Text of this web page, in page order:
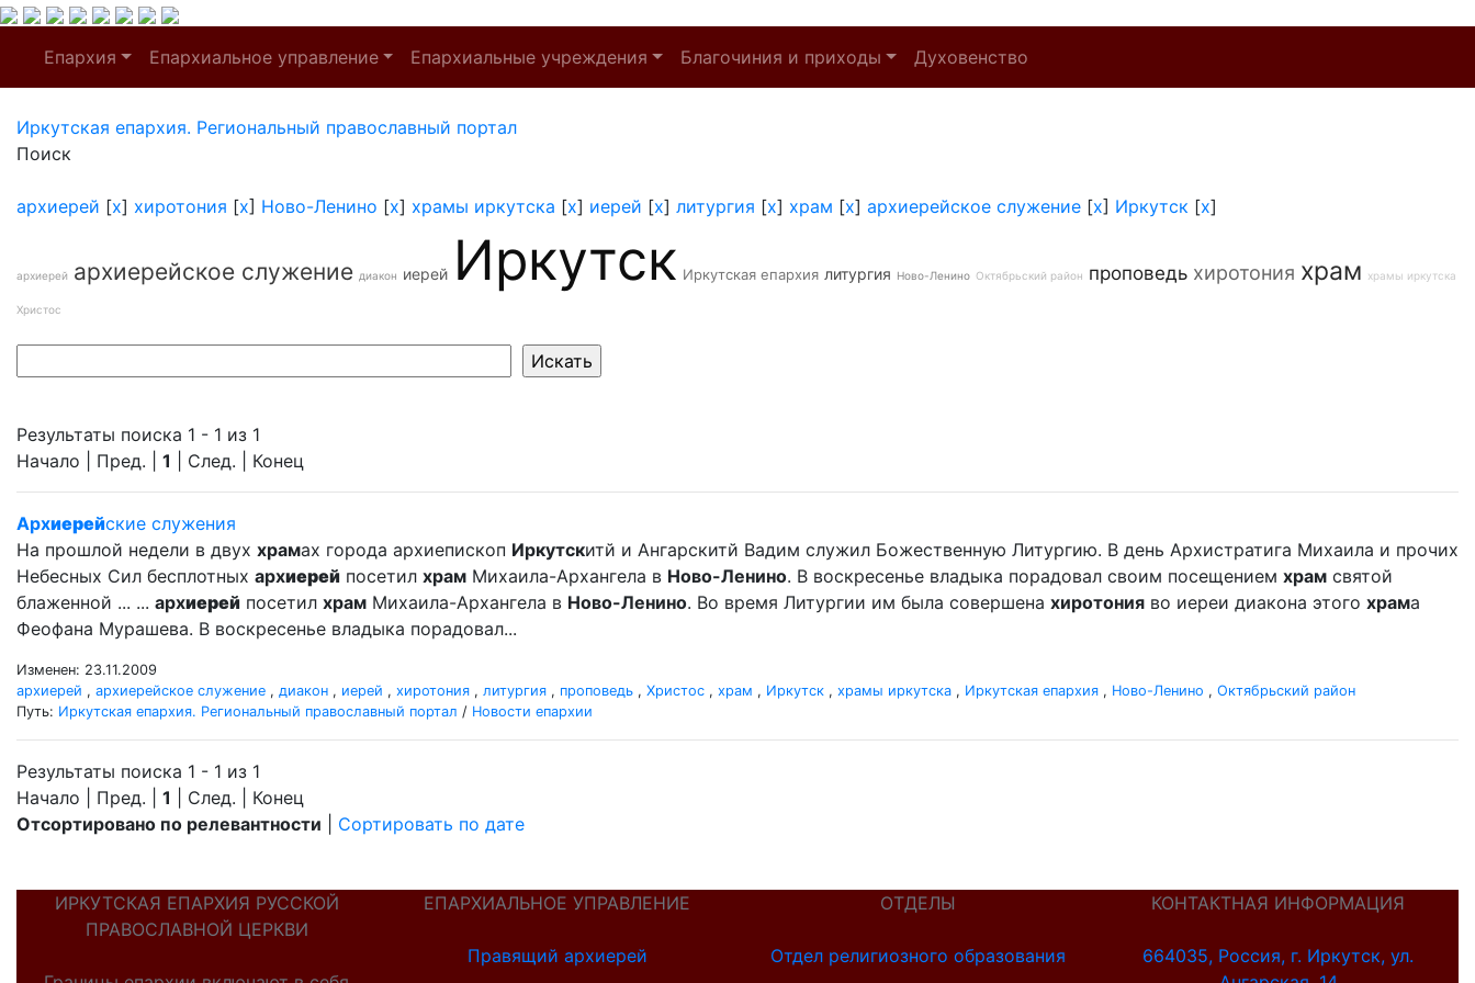
Епархия Епархиальное управление Епархиальные учреждения Благочиния и приходы Духовенство
Иркутская епархия. Региональный православный портал
Поиск
архиерей [x] хиротония [x] Ново-Ленино [x] храмы иркутска [x] иерей [x] литургия [x] храм [x] архиерейское служение [x] Иркутск [x]
архиерей архиерейское служение диакон иерей Иркутск Иркутская епархия литургия Ново-Ленино Октябрьский район проповедь хиротония храм храмы иркутска
Христос
Результаты поиска 1 - 1 из 1
Начало | Пред. | 1 | След. | Конец
Архиерейские служения
На прошлой недели в двух храмах города архиепископ Иркутскитй и Ангарскитй Вадим служил Божественную Литургию. В день Архистратига Михаила и прочих
Небесных Сил бесплотных архиерей посетил храм Михаила-Архангела в Ново-Ленино. В воскресенье владыка порадовал своим посещением храм святой
блаженной ... ... архиерей посетил храм Михаила-Архангела в Ново-Ленино. Во время Литургии им была совершена хиротония во иереи диакона этого храма
Феофана Мурашева. В воскресенье владыка порадовал...
Изменен: 23.11.2009
архиерей , архиерейское служение , диакон , иерей , хиротония , литургия , проповедь , Христос , храм , Иркутск , храмы иркутска , Иркутская епархия , Ново-Ленино , Октябрьский район
Путь: Иркутская епархия. Региональный православный портал / Новости епархии
Результаты поиска 1 - 1 из 1
Начало | Пред. | 1 | След. | Конец
Отсортировано по релевантности
Сортировать по дате
ИРКУТСКАЯ ЕПАРХИЯ РУССКОЙ
ПРАВОСЛАВНОЙ ЦЕРКВИ
ЕПАРХИАЛЬНОЕ УПРАВЛЕНИЕ
Правящий архиерей
ОТДЕЛЫ
Отдел религиозного образования
КОНТАКТНАЯ ИНФОРМАЦИЯ
664035, Россия, г. Иркутск, ул.